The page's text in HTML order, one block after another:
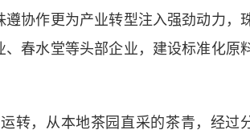
协作更为产业转型注入强劲动力，
春水堂等头部企业，建设标准化原
，从本地茶园直采的茶青，经过